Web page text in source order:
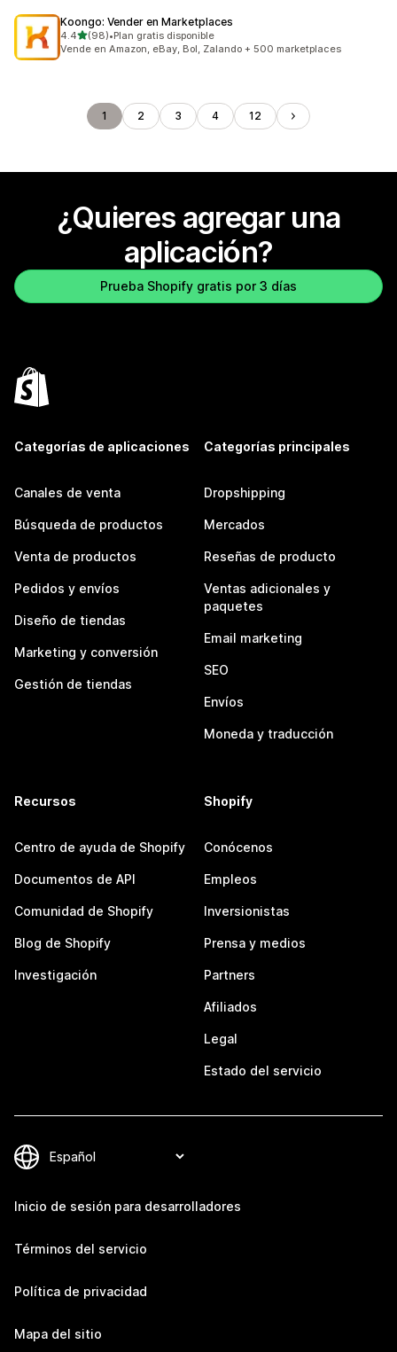
Koongo: Vender en Marketplaces
4.4de 5 estrellas
(98)
98 reseñas en total
•Plan gratis disponible
Vende en Amazon, eBay, Bol, Zalando + 500 marketplaces
1 2 3 4 12
¿Quieres agregar una
aplicación?
Prueba Shopify gratis por 3 días
Categorías de aplicaciones
Canales de venta
Búsqueda de productos
Venta de productos
Pedidos y envíos
Diseño de tiendas
Marketing y conversión
Gestión de tiendas
Categorías principales
Dropshipping
Mercados
Reseñas de producto
Ventas adicionales y
paquetes
Email marketing
SEO
Envíos
Moneda y traducción
Recursos
Centro de ayuda de Shopify
Documentos de API
Comunidad de Shopify
Blog de Shopify
Investigación
Shopify
Conócenos
Empleos
Inversionistas
Prensa y medios
Partners
Afiliados
Legal
Estado del servicio
Inicio de sesión para desarrolladores
Términos del servicio
Política de privacidad
Mapa del sitio